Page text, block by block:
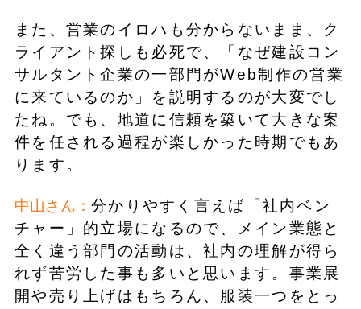
また、営業のイロハも分からないまま、ク
ライアント探しも必死で、「なぜ建設コン
サルタント企業の一部門がWeb制作の営業
に来ているのか」を説明するのが大変でし
たね。でも、地道に信頼を築いて大きな案
件を任される過程が楽しかった時期でもあ
ります。
中山さん： 分かりやすく言えば「社内ベン
チャー」的立場になるので、メイン業態と
全く違う部門の活動は、社内の理解が得ら
れず苦労した事も多いと思います。事業展
開や売り上げはもちろん、服装一つをとっ